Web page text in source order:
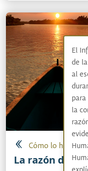
Cómo lo hicimos
La razón de la
El
de
al
la